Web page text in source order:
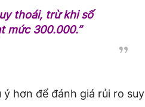
thoái, trừ khi số
mức 300.000.”
ý hơn để đánh giá rủi ro suy